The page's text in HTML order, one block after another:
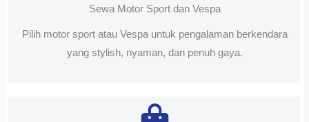
Sewa Motor Sport dan Vespa
Pilih motor sport atau Vespa untuk pengalaman berkendara
yang stylish, nyaman, dan penuh gaya.